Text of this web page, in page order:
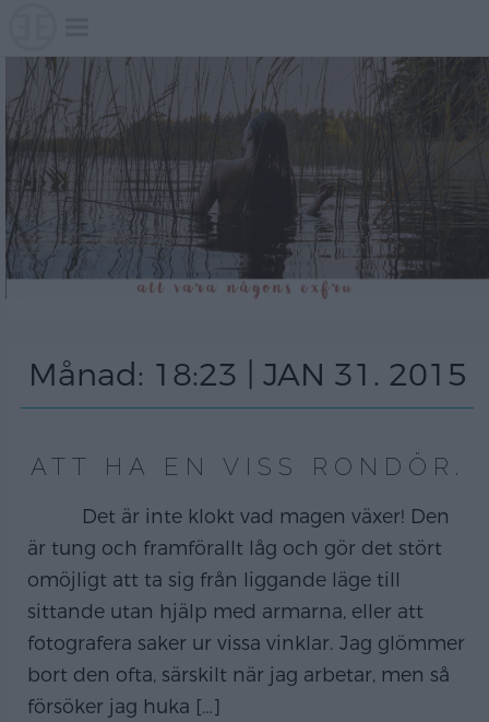
content
Månad: 18:23 | JAN 31. 2015
ATT HA EN VISS RONDÖR.
Det är inte klokt vad magen växer! Den
är tung och framförallt låg och gör det stört
omöjligt att ta sig från liggande läge till
sittande utan hjälp med armarna, eller att
fotografera saker ur vissa vinklar. Jag glömmer
bort den ofta, särskilt när jag arbetar, men så
försöker jag huka […]